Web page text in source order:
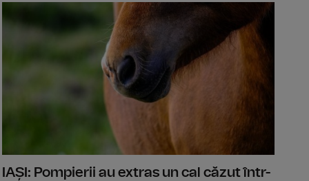
Peste un miliard de lei, alocați pentru siguranţa rutieră de la
Ilie
IAȘI: Pompierii au extras un cal căzut într-